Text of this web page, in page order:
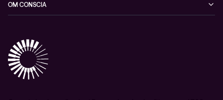
Datacenter & Cloud
Observability
Conscia Managed Services
Conscia Services
Events
Videoer
Whitepapers
OM CONSCIA
Partnere
Presserum